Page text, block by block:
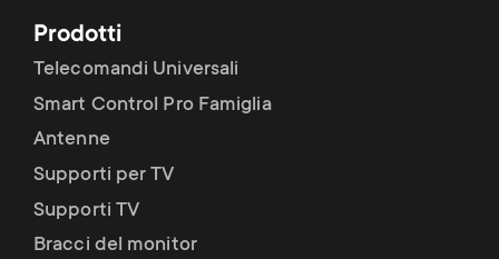
Prodotti
Telecomandi Universali
Smart Control Pro Famiglia
Antenne
Supporti per TV
Supporti TV
Bracci del monitor